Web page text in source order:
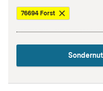
76694 Forst